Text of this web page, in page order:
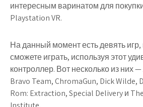
интересным варинатом для
Playstation VR.
На данный момент есть девять
сможете играть, используя этот
контроллер. Вот несколько из них
Bravo Team, ChromaGun, Dick Wilde,
Rom: Extraction, Special Delivery и